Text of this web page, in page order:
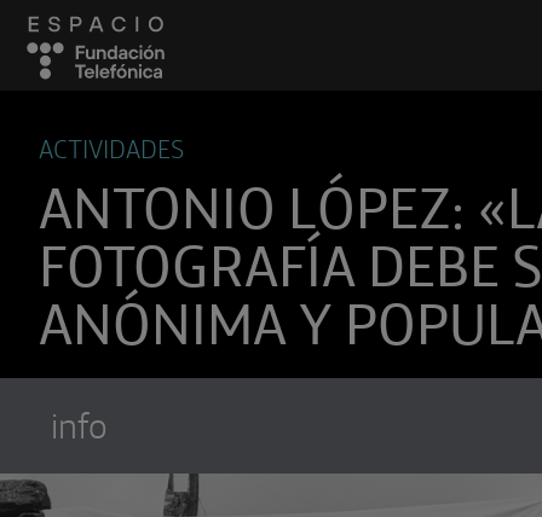
ACTIVIDADES
ANTONIO LÓPEZ:
FOTOGRAFÍA DEBE
ANÓNIMA Y
info